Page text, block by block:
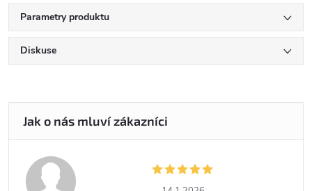
Parametry produktu
Diskuse